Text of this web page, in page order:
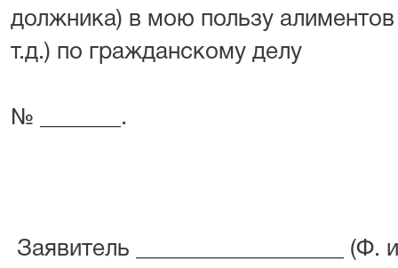
должника) в мою пользу
т.д.) по гражданскому делу
№ _______.
Заявитель __________________ (Ф.